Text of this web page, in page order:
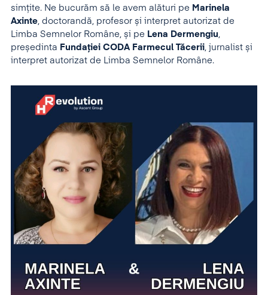
simțite. Ne bucurăm să le avem alături pe Marinela
Axinte , doctorandă, profesor și interpret autorizat de
Limba Semnelor Române, și pe Lena Dermengiu
președinta Fundației CODA Farmecul Tăcerii , jurnalist și
interpret autorizat de Limba Semnelor Române.